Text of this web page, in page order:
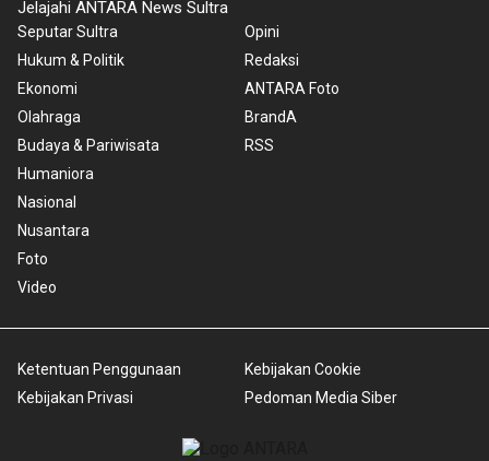
Jelajahi ANTARA News Sultra
Seputar Sultra
Hukum & Politik
Ekonomi
Olahraga
Budaya & Pariwisata
Humaniora
Nasional
Nusantara
Foto
Video
Opini
Redaksi
ANTARA Foto
BrandA
RSS
Ketentuan Penggunaan
Kebijakan Privasi
Kebijakan Cookie
Pedoman Media Siber